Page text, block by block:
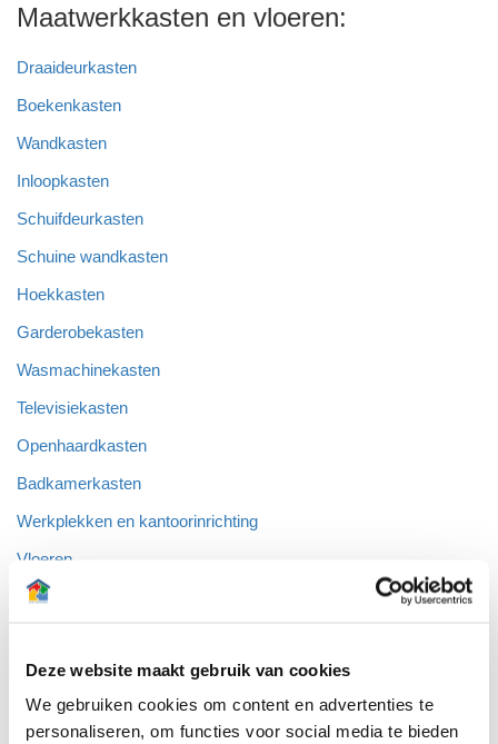
Deze website maakt gebruik van cookies
We gebruiken cookies om content en advertenties te
personaliseren, om functies voor social media te bieden
Maatwerkkasten en vloeren:
Draaideurkasten
Boekenkasten
Wandkasten
Inloopkasten
Schuifdeurkasten
Schuine wandkasten
Hoekkasten
Garderobekasten
Wasmachinekasten
Televisiekasten
Openhaardkasten
Badkamerkasten
Werkplekken en kantoorinrichting
Vloeren
test